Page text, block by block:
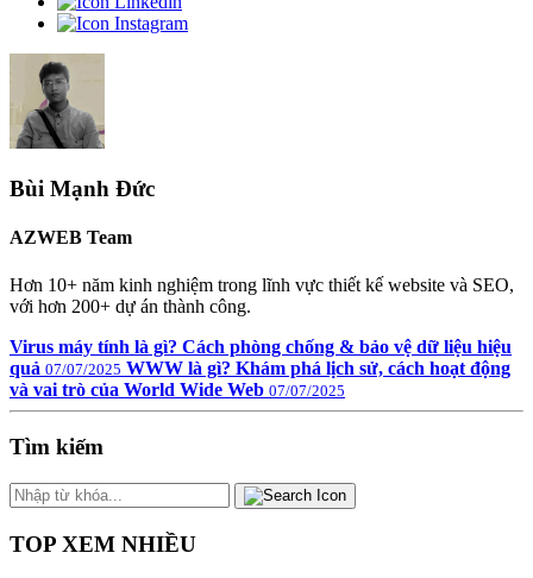
Bùi Mạnh Đức
AZWEB Team
Hơn 10+ năm kinh nghiệm trong lĩnh vực thiết kế website và SEO,
với hơn 200+ dự án thành công.
Virus máy tính là gì? Cách phòng chống & bảo vệ dữ liệu hiệu
quả 07/07/2025 WWW là gì? Khám phá lịch sử, cách hoạt động
và vai trò của World Wide Web 07/07/2025
Tìm kiếm
TOP XEM NHIỀU